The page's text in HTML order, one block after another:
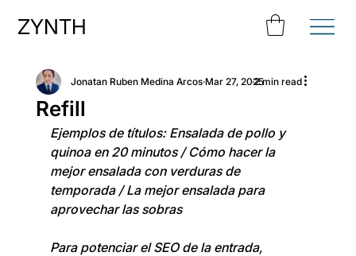
ZYNTH
Refill
Jonatan Ruben Medina Arcos Mar 27, 20252 min read
Ejemplos de títulos: Ensalada de pollo y
quinoa en 20 minutos / Cómo hacer la
mejor ensalada con verduras de
temporada / La mejor ensalada para
aprovechar las sobras
Para potenciar el SEO de la entrada,